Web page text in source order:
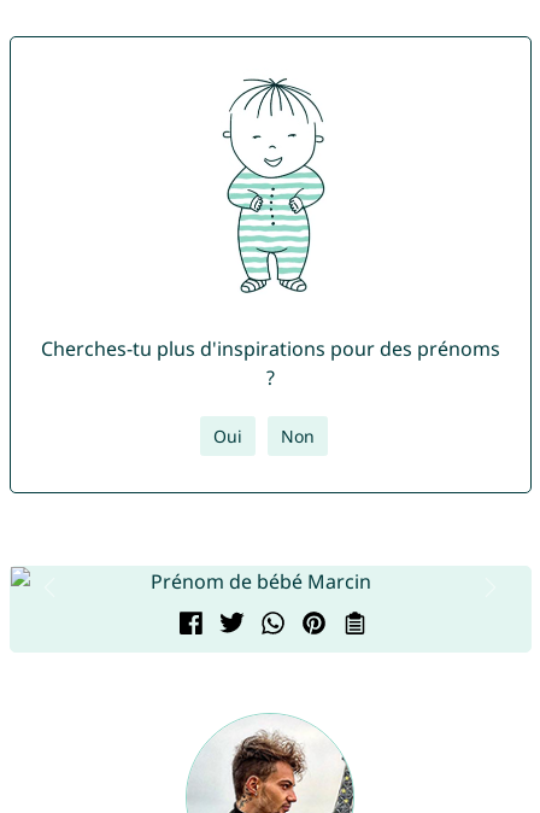
Cherches-tu plus d'inspirations pour des prénoms
?
Oui Non